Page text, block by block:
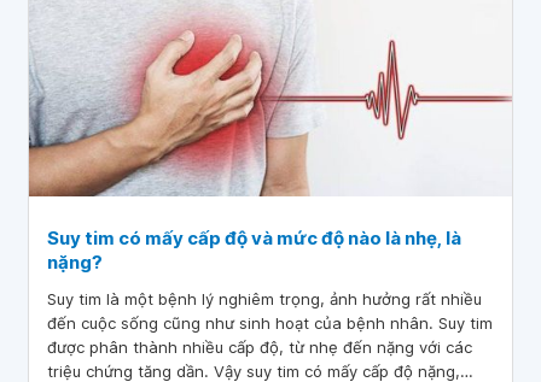
Suy tim có mấy cấp độ và mức độ nào là nhẹ, là
nặng?
Suy tim là một bệnh lý nghiêm trọng, ảnh hưởng rất nhiều
đến cuộc sống cũng như sinh hoạt của bệnh nhân. Suy tim
được phân thành nhiều cấp độ, từ nhẹ đến nặng với các
triệu chứng tăng dần. Vậy suy tim có mấy cấp độ nặng,